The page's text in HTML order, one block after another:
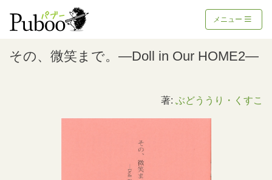
メニュー
その、微笑まで。―Doll in Our HOME2―
著: ぶどううり・くすこ